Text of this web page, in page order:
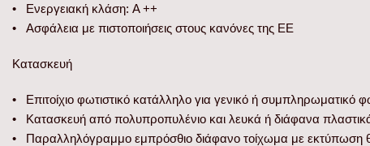
• Ενεργειακή κλάση: A ++
• Ασφάλεια με πιστοποιήσεις στους κανόνες της ΕΕ
Κατασκευή
• Επιτοίχιο φωτιστικό κατάλληλο για γενικό ή συμπληρωματικό
• Κατασκευή από πολυπροπυλένιο και λευκά ή διάφανα
• Παραλληλόγραμμο εμπρόσθιο διάφανο τοίχωμα με εκτύπωση